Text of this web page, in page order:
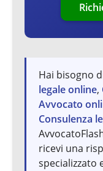
Hai bisogno
legale online,
Avvocato
Consulenza
ricevi una
specializzato